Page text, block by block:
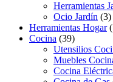
Herramientas
Ocio Jardín (3)
Herramientas Hogar
Cocina (39)
Utensilios
Muebles
Cocina